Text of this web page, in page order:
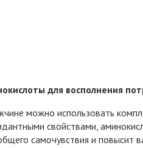
для восполнения
можно использовать
свойствами,
самочувствия и повысит